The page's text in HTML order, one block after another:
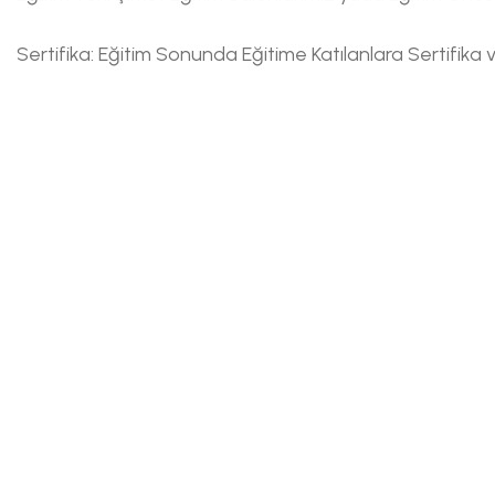
Sertifika: Eğitim Sonunda Eğitime Katılanlara Sertifika